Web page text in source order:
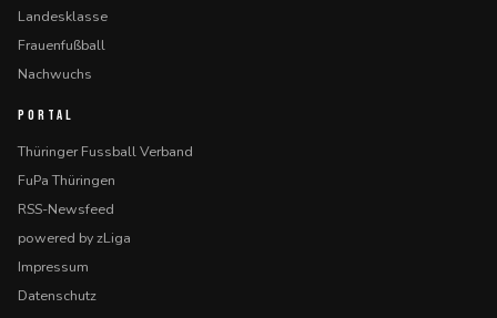
Landesklasse
Frauenfußball
Nachwuchs
PORTAL
Thüringer Fussball Verband
FuPa Thüringen
RSS-Newsfeed
powered by zLiga
Impressum
Datenschutz